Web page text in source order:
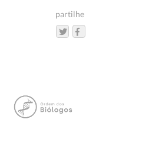
partilhe